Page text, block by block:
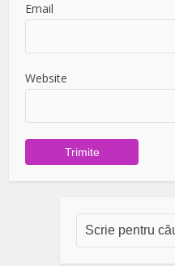
Email
Website